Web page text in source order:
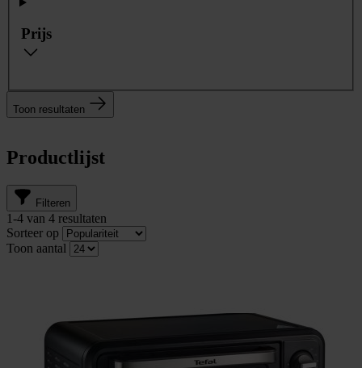
Prijs
Toon resultaten
Productlijst
Filteren
1-4 van 4 resultaten
Sorteer op
Toon aantal